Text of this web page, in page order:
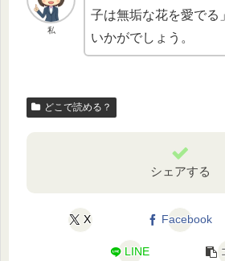
私
子は無垢な花を愛でる
いかがでしょう。
どこで読める？
シェアする
X Facebook
LINE